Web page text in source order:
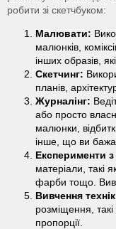
робити зі скетчбуком:
Малювати:
малюнків,
інших образів,
Скетчинг:
планів,
Журналінг:
або просто
малюнки,
інше, що ви
Експерименти
матеріали, такі
фарби тощо.
Вивчення
розміщення, такі
пропорції.